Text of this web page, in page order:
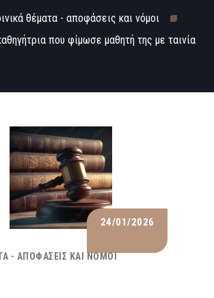
θέματα - αποφάσεις και νόμοι
που φίμωσε μαθητή της με ταινία
24/01/2026
- ΑΠΟΦΆΣΕΙΣ ΚΑΙ ΝΌΜΟΙ